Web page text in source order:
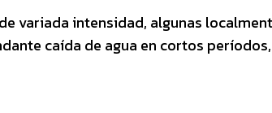
variada intensidad, algunas
caída de agua en cortos